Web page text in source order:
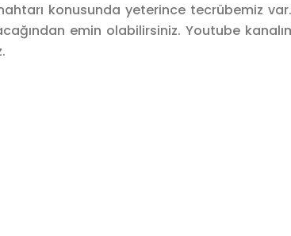
konusunda yeterince tecrübemiz
emin olabilirsiniz. Youtube